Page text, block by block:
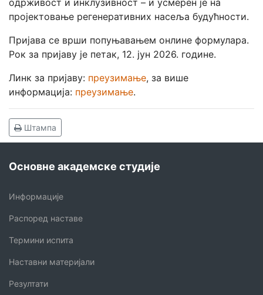
пројектовање регенеративних насеља будућности.
Пријава се врши попуњавањем онлине формулара.
Рок за пријаву је петак, 12. јун 2026. године.
Линк за пријаву: преузимање, за више
информација: преузимање.
Штампа
Основне академске студије
Информације
Распоред наставе
Термини испита
Наставни материјали
Резултати